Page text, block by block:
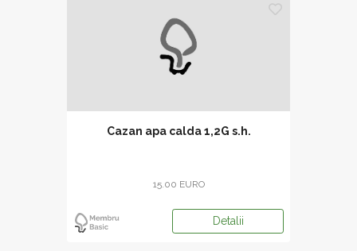
Cazan apa calda 1,2G s.h.
15.00 EURO
Detalii